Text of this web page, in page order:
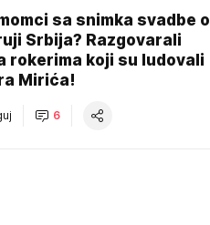
sa snimka svadbe o
Srbija? Razgovarali
rokerima koji su ludovali
Mirića!
6